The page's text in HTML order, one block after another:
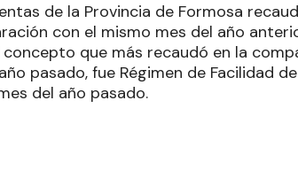
de la Provincia de Formosa
con el mismo mes del año
que más recaudó en la
pasado, fue Régimen de Facilidad
del año pasado.